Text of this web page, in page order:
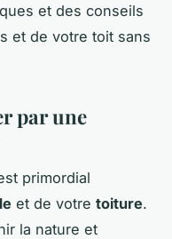
et des conseils
et de votre toit sans
par une
primordial
et de votre toiture.
la nature et